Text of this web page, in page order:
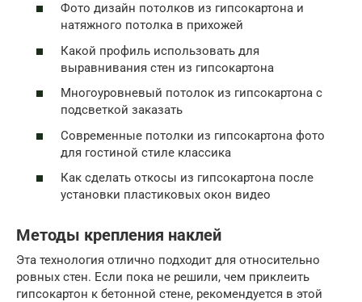
Фото дизайн потолков из гипсокартона и
натяжного потолка в прихожей
Какой профиль использовать для
выравнивания стен из гипсокартона
Многоуровневый потолок из гипсокартона с
подсветкой заказать
Современные потолки из гипсокартона фото
для гостиной стиле классика
Как сделать откосы из гипсокартона после
установки пластиковых окон видео
Методы крепления наклей
Эта технология отлично подходит для относительно
ровных стен. Если пока не решили, чем приклеить
гипсокартон к бетонной стене, рекомендуется в этой